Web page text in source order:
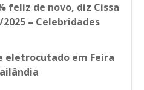
feliz de novo, diz Cissa
– Celebridades
eletrocutado em Feira